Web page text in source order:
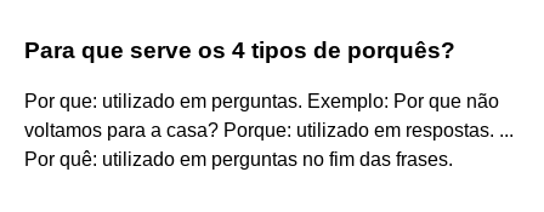
Para que serve os 4 tipos de porquês?
Por que: utilizado em perguntas. Exemplo: Por que não
voltamos para a casa? Porque: utilizado em respostas. ...
Por quê: utilizado em perguntas no fim das frases.